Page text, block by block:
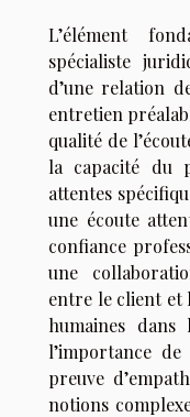
L’élément
spécialiste
d’une relation
entretien
qualité de
la capacité du
attentes
une écoute
confiance
une
entre le client et
humaines
l’importance
preuve
notions